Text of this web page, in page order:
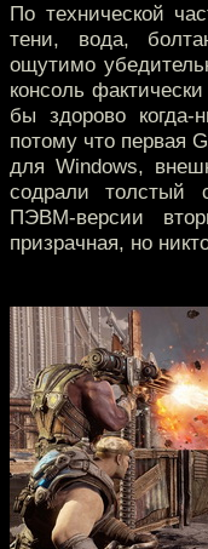
По технической
тени, вода,
ощутимо
консоль
бы здорово
потому что первая
для Windows,
содрали толстый
ПЭВМ-версии
призрачная, но